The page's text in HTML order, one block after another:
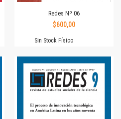
Redes Nº 06
$600,00
Sin Stock Físico